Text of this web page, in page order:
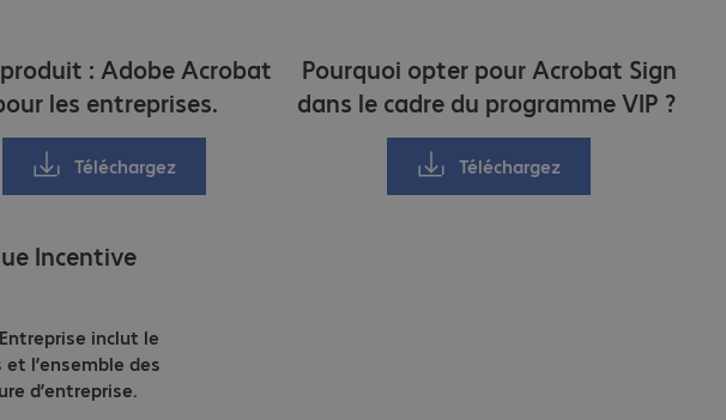
produit : Adobe Acrobat
les entreprises.
Téléchargez
Pourquoi opter pour Acrobat Sign
dans le cadre du programme VIP ?
Téléchargez
Incentive
inclut le
l’ensemble des
d’entreprise.